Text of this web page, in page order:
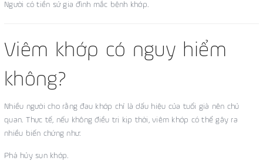
Người có tiền sử gia đình mắc bệnh khớp.
Viêm khớp có nguy hiểm
không?
Nhiều người cho rằng đau khớp chỉ là dấu hiệu của tuổi già nên chủ
quan. Thực tế, nếu không điều trị kịp thời, viêm khớp có thể gây ra
nhiều biến chứng như:
Phá hủy sụn khớp.